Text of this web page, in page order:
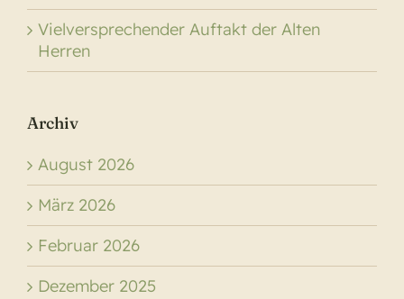
Vielversprechender Auftakt der Alten
Herren
Archiv
August 2026
März 2026
Februar 2026
Dezember 2025